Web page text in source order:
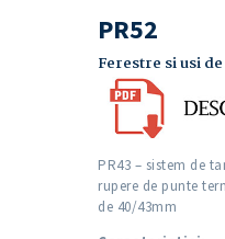
PROFILUL
PROIECTE
CONTACT
PR52
Ferestre si usi
PR43 – sistem de
rupere de punte
de 40/43mm